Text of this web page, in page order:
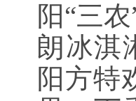
阳“三
朗冰淇
阳方特